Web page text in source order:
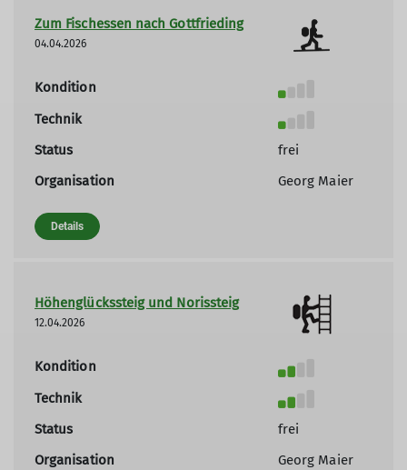
Zum Fischessen nach Gottfrieding
04.04.2026
Kondition
Technik
Status
frei
Organisation
Georg Maier
Details
Höhenglückssteig und Norissteig
12.04.2026
Kondition
Technik
Status
frei
Organisation
Georg Maier